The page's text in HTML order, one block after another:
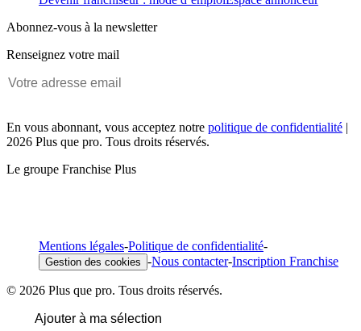
Abonnez-vous à la newsletter
Renseignez votre mail
En vous abonnant, vous acceptez notre politique de confidentialité |
2026 Plus que pro. Tous droits réservés.
Le groupe Franchise Plus
Mentions légales-Politique de confidentialité-
Gestion des cookies -Nous contacter-Inscription Franchise
© 2026 Plus que pro. Tous droits réservés.
Ajouter à ma sélection